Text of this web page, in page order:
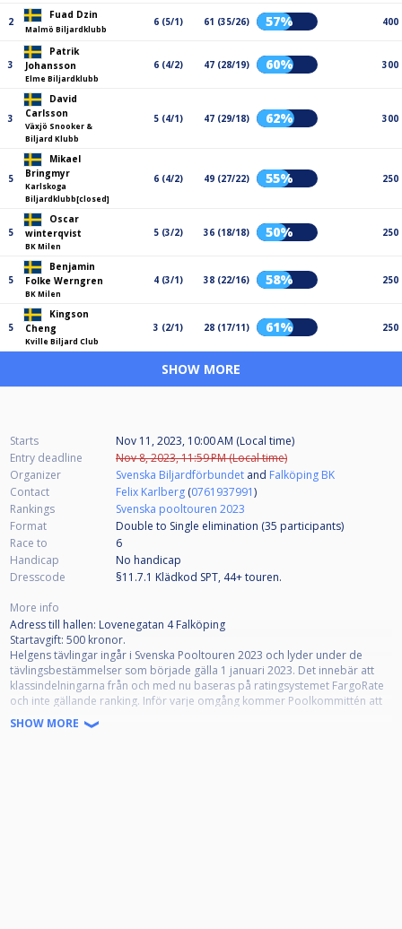
2
Fuad Dzin
Malmö Biljardklubb
6 (5/1) 61 (35/26) 57% 400
3
Patrik
Johansson
Elme Biljardklubb
6 (4/2) 47 (28/19) 60% 300
3
David
Carlsson
Växjö Snooker &
Biljard Klubb
5 (4/1) 47 (29/18) 62% 300
5
Mikael
Bringmyr
Karlskoga
Biljardklubb[closed]
6 (4/2) 49 (27/22) 55% 250
5
Oscar
winterqvist
BK Milen
5 (3/2) 36 (18/18) 50% 250
5
Benjamin
Folke Werngren
BK Milen
4 (3/1) 38 (22/16) 58% 250
5
Kingson
Cheng
Kville Biljard Club
3 (2/1) 28 (17/11) 61% 250
SHOW MORE
Starts
Nov 11, 2023, 10:00 AM (Local time)
Entry deadline
Nov 8, 2023, 11:59 PM (Local time)
Organizer
Svenska Biljardförbundet and Falköping BK
Contact
Felix Karlberg (0761937991)
Rankings
Svenska pooltouren 2023
Format
Double to Single elimination (35 participants)
Race to
6
Handicap
No handicap
Dresscode
§11.7.1 Klädkod SPT, 44+ touren.
More info
Adress till hallen: Lovenegatan 4 Falköping
Startavgift: 500 kronor.
Helgens tävlingar ingår i Svenska Pooltouren 2023 och lyder under de
tävlingsbestämmelser som började gälla 1 januari 2023. Det innebär att
klassindelningarna från och med nu baseras på ratingsystemet FargoRate
och inte gällande ranking. Inför varje omgång kommer Poolkommittén att
publicera en aktuell FargoRate-lista för alla spelare på rankingen. Poängen
på listan avgör vilken klass man får ställa upp i, enligt nedan:
SHOW MORE